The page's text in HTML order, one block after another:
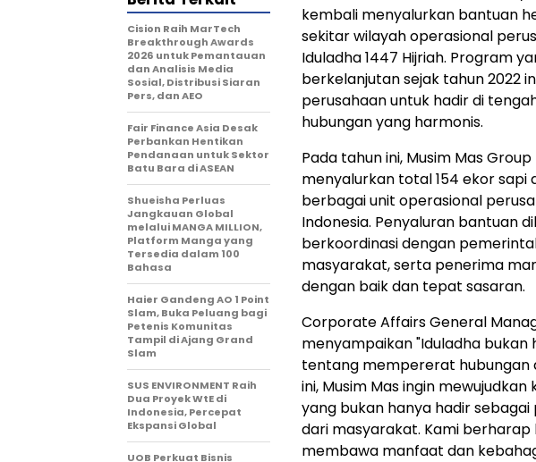
kembali menyalurkan bantuan
sekitar wilayah operasional
Iduladha 1447 Hijriah. Program
berkelanjutan sejak tahun 2022
perusahaan untuk hadir di
hubungan yang harmonis.
Pada tahun ini, Musim Mas
menyalurkan total 154 ekor sapi
berbagai unit operasional
Indonesia. Penyaluran bantuan
berkoordinasi dengan
masyarakat, serta penerima
dengan baik dan tepat sasaran.
Corporate Affairs General
menyampaikan "Iduladha
tentang mempererat hubungan
ini, Musim Mas ingin
yang bukan hanya hadir
dari masyarakat. Kami
membawa manfaat dan
Cision Raih MarTech
Breakthrough Awards
2026 untuk Pemantauan
dan Analisis Media
Sosial, Distribusi Siaran
Pers, dan AEO
Fair Finance Asia Desak
Perbankan Hentikan
Pendanaan untuk Sektor
Batu Bara di ASEAN
Shueisha Perluas
Jangkauan Global
melalui MANGA MILLION,
Platform Manga yang
Tersedia dalam 100
Bahasa
Haier Gandeng AO 1 Point
Slam, Buka Peluang bagi
Petenis Komunitas
Tampil di Ajang Grand
Slam
SUS ENVIRONMENT Raih
Dua Proyek WtE di
Indonesia, Percepat
Ekspansi Global
UOB Perkuat Bisnis